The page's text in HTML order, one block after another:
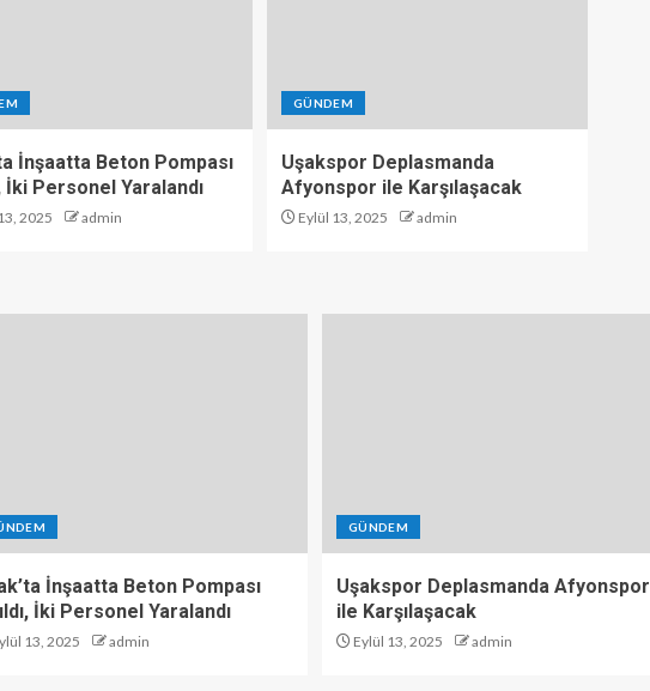
İnşaatta Beton Pompası
İki Personel Yaralandı
2025 admin
GÜNDEM
Uşakspor Deplasmanda
Afyonspor ile Karşılaşacak
Eylül 13, 2025 admin
İnşaatta Beton Pompası
İki Personel Yaralandı
13, 2025 admin
GÜNDEM
Uşakspor Deplasmanda Afyonspor
ile Karşılaşacak
Eylül 13, 2025 admin